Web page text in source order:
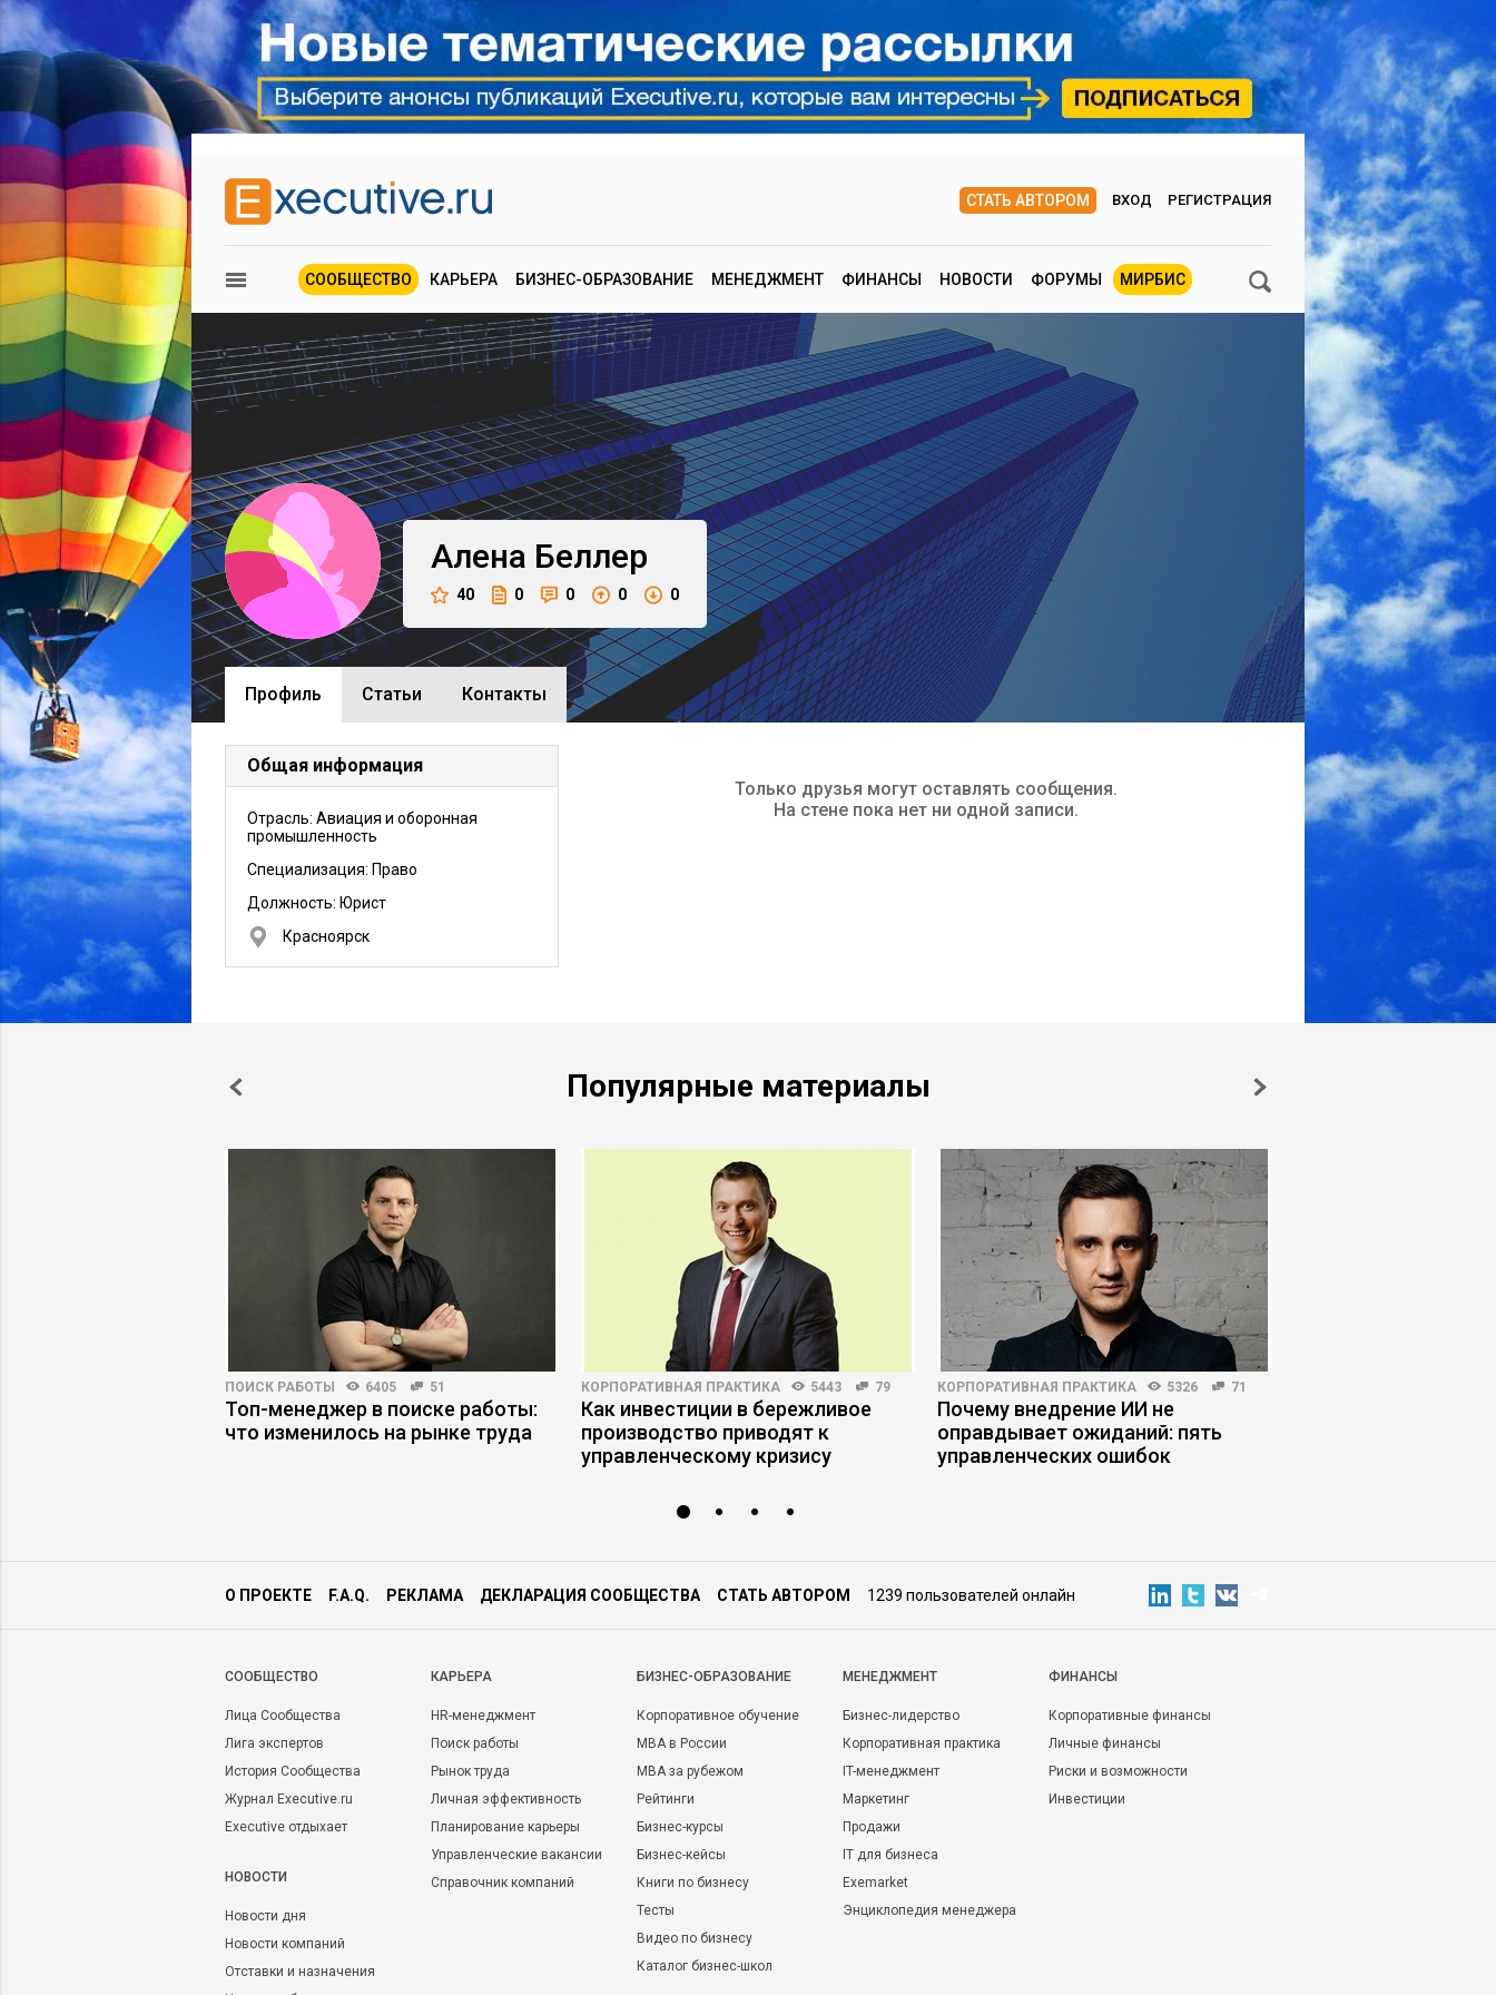
СТАТЬ АВТОРОМ ВХОД РЕГИСТРАЦИЯ
СООБЩЕСТВО КАРЬЕРА БИЗНЕС-ОБРАЗОВАНИЕ МЕНЕДЖМЕНТ ФИНАНСЫ НОВОСТИ ФОРУМЫ МИРБИС
Алена Беллер
40 0 0 0 0
Профиль Cтатьи Контакты
Общая информация
Отрасль: Авиация и оборонная
промышленность
Специализация: Право
Должность: Юрист
Красноярск
Только друзья могут оставлять сообщения.
На стене пока нет ни одной записи.
Популярные материалы
ПОИСК РАБОТЫ 6405 51
Топ-менеджер в поиске работы:
что изменилось на рынке труда
КОРПОРАТИВНАЯ ПРАКТИКА 5443 79
Как инвестиции в бережливое
производство приводят к
управленческому кризису
КОРПОРАТИВНАЯ ПРАКТИКА 5326 71
Почему внедрение ИИ не
оправдывает ожиданий: пять
управленческих ошибок
О ПРОЕКТЕ F.A.Q. РЕКЛАМА ДЕКЛАРАЦИЯ СООБЩЕСТВА СТАТЬ АВТОРОМ 1239 пользователей онлайн
CООБЩЕСТВО
Лица Сообщества
Лига экспертов
История Сообщества
Журнал Executive.ru
Executive отдыхает
НОВОСТИ
Новости дня
Новости компаний
Отставки и назначения
КАРЬЕРА
HR-менеджмент
Поиск работы
Рынок труда
Личная эффективность
Планирование карьеры
Управленческие вакансии
Справочник компаний
БИЗНЕС-ОБРАЗОВАНИЕ
Корпоративное обучение
MBA в России
MBA за рубежом
Рейтинги
Бизнес-курсы
Бизнес-кейсы
Книги по бизнесу
Тесты
Видео по бизнесу
Каталог бизнес-школ
МЕНЕДЖМЕНТ
Бизнес-лидерство
Корпоративная практика
IT-менеджмент
Маркетинг
Продажи
IT для бизнеса
Exemarket
Энциклопедия менеджера
ФИНАНСЫ
Корпоративные финансы
Личные финансы
Риски и возможности
Инвестиции